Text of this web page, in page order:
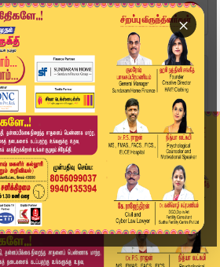
×
உயர்வா? அமைச்சர் நிர்மல் க...